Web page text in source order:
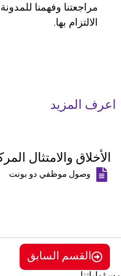
مراجعتنا وفهمنا
الالتزام بها.
اعرف المزيد
الأخلاق والامتثال
وصول موظفي دو بونت
القسم السابق